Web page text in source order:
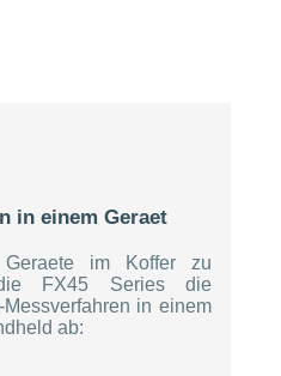
in einem Geraet
im Koffer zu
FX45 Series die
in einem
ab: